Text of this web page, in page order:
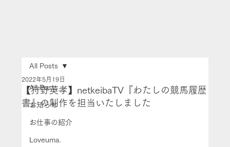
All Posts
お知らせ
お仕事の紹介
Loveuma.
All Posts
【狩野英孝】netkeibaTV『わたしの競馬履歴
書』の制作を担当いたしました
2022年5月19日